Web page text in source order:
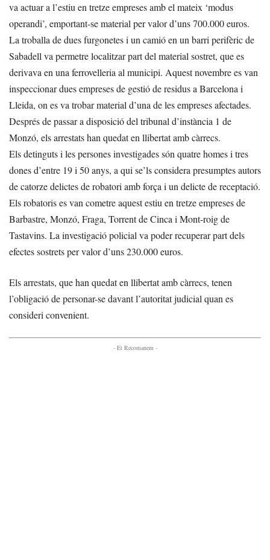
va actuar a l’estiu en tretze empreses amb el mateix ‘modus
operandi’, emportant-se material per valor d’uns 700.000 euros.
La troballa de dues furgonetes i un camió en un barri perifèric de
Sabadell va permetre localitzar part del material sostret, que es
derivava en una ferrovelleria al municipi. Aquest novembre es van
inspeccionar dues empreses de gestió de residus a Barcelona i
Lleida, on es va trobar material d’una de les empreses afectades.
Després de passar a disposició del tribunal d’instància 1 de
Monzó, els arrestats han quedat en llibertat amb càrrecs.
Els detinguts i les persones investigades són quatre homes i tres
dones d’entre 19 i 50 anys, a qui se’ls considera presumptes autors
de catorze delictes de robatori amb força i un delicte de receptació.
Els robatoris es van cometre aquest estiu en tretze empreses de
Barbastre, Monzó, Fraga, Torrent de Cinca i Mont-roig de
Tastavins. La investigació policial va poder recuperar part dels
efectes sostrets per valor d’uns 230.000 euros.
Els arrestats, que han quedat en llibertat amb càrrecs, tenen
l’obligació de personar-se davant l’autoritat judicial quan es
consideri convenient.
- Et Recomanem -